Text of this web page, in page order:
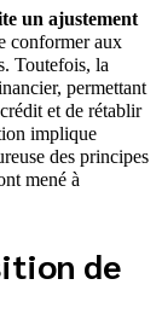
un ajustement
conformer aux
Toutefois, la
permettant
et de rétablir
implique
des principes
mené à
de